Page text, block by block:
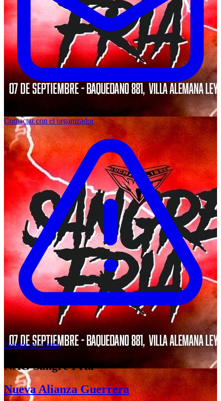
Contactar con el organizador
Denunciar evento
NAG Sangre Fria
Nueva Alianza Guerrera